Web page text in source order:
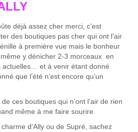
déjà assez cher merci, c’est
des boutiques pas cher qui ont l’air
à première vue mais le bonheur
même y dénicher 2-3 morceaux en
actuelles… et à venir étant donné
que l’été n’est encore qu’un
ces boutiques qui n’ont l’air de rien
même à me faire sourire.
d’Ally ou de Supré, sachez